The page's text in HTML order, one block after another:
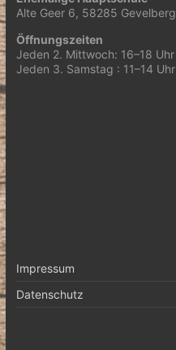
Alte Geer 6, 58285 Gevelberg
Öffnungszeiten
Jeden 2. Mittwoch: 16–18 Uhr
Jeden 3. Samstag : 11–14 Uhr
Impressum
Datenschutz